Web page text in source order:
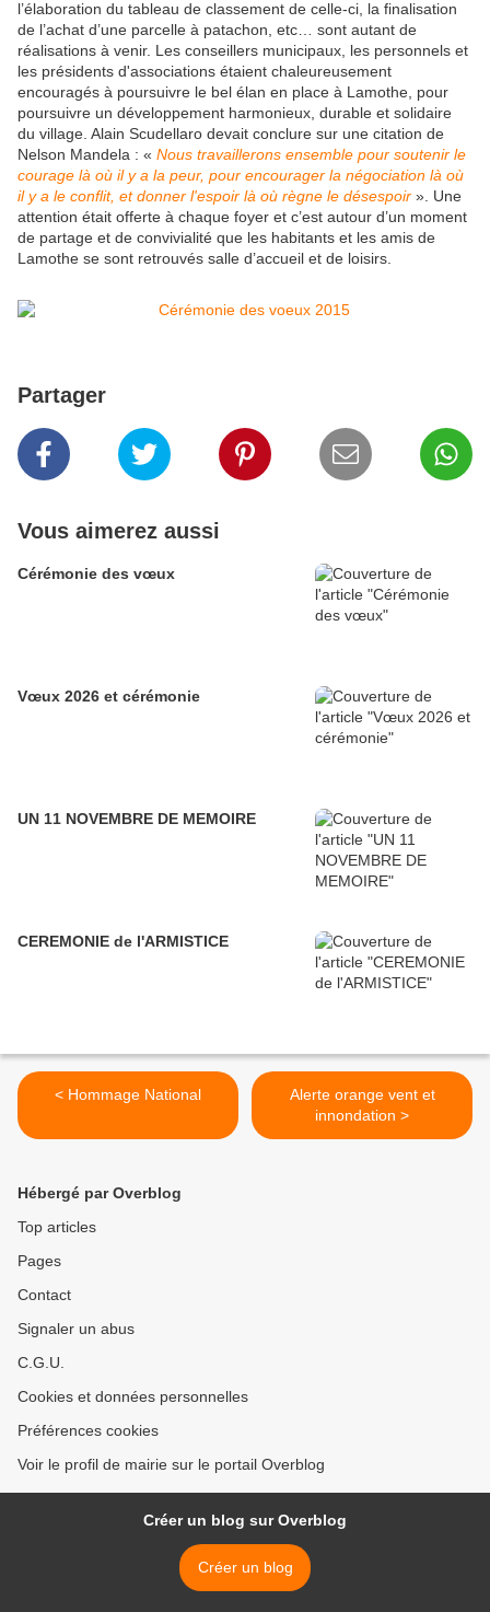
l’élaboration du tableau de classement de celle-ci, la finalisation
de l’achat d’une parcelle à patachon, etc… sont autant de
réalisations à venir. Les conseillers municipaux, les personnels et
les présidents d'associations étaient chaleureusement
encouragés à poursuivre le bel élan en place à Lamothe, pour
poursuivre un développement harmonieux, durable et solidaire
du village. Alain Scudellaro devait conclure sur une citation de
Nelson Mandela : « Nous travaillerons ensemble pour soutenir le
courage là où il y a la peur, pour encourager la négociation là où
il y a le conflit, et donner l'espoir là où règne le désespoir ». Une
attention était offerte à chaque foyer et c’est autour d’un moment
de partage et de convivialité que les habitants et les amis de
Lamothe se sont retrouvés salle d’accueil et de loisirs.
Partager
Vous aimerez aussi
Cérémonie des vœux
Vœux 2026 et cérémonie
UN 11 NOVEMBRE DE MEMOIRE
CEREMONIE de l'ARMISTICE
< Hommage National
Alerte orange vent et
innondation >
Hébergé par Overblog
Top articles
Pages
Contact
Signaler un abus
C.G.U.
Cookies et données personnelles
Préférences cookies
Voir le profil de mairie sur le portail Overblog
Créer un blog sur Overblog
Créer un blog